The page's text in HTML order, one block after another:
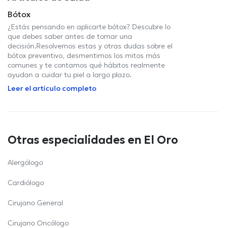
Bótox
¿Estás pensando en aplicarte bótox? Descubre lo
que debes saber antes de tomar una
decisión.Resolvemos estas y otras dudas sobre el
bótox preventivo, desmentimos los mitos más
comunes y te contamos qué hábitos realmente
ayudan a cuidar tu piel a largo plazo.
Leer el artículo completo
Otras especialidades en El Oro
Alergólogo
Cardiólogo
Cirujano General
Cirujano Oncólogo